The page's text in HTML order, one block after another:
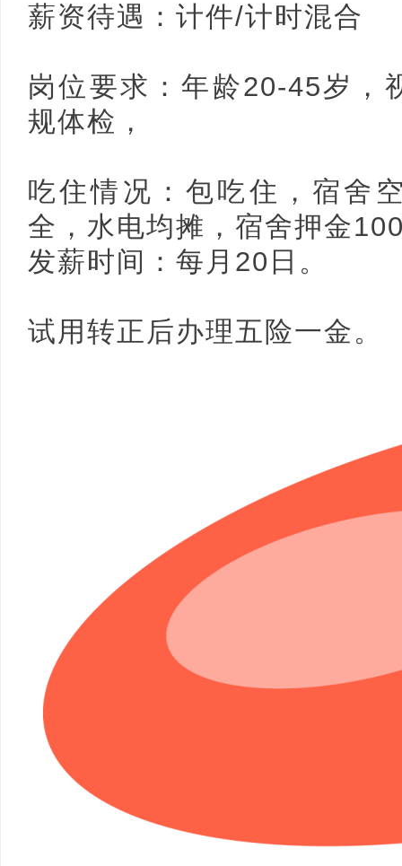
薪资待遇：计件/计时混合
岗位要求：年龄20-45岁，
规体检，
吃住情况：包吃住，宿舍
全，水电均摊，宿舍押金
发薪时间：每月20日。
试用转正后办理五险一金。